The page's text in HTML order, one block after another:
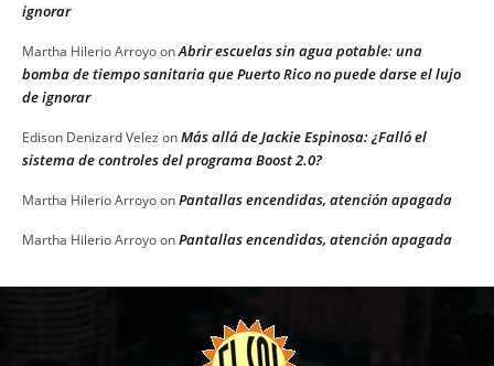
ignorar
Martha Hilerio ArroyoonAbrir escuelas sin agua potable: una
bomba de tiempo sanitaria que Puerto Rico no puede darse el lujo
de ignorar
Edison Denizard Velez onMás allá de Jackie Espinosa: ¿Falló el
sistema de controles del programa Boost 2.0?
Martha Hilerio ArroyoonPantallas encendidas, atención apagada
Martha Hilerio ArroyoonPantallas encendidas, atención apagada